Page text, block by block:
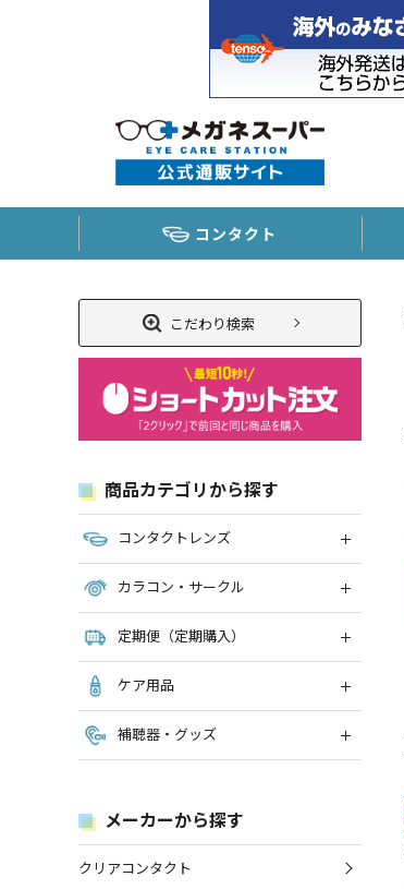
コンタクト
こだわり検索
商品カテゴリから探す
コンタクトレンズ
カラコン・サークル
定期便（定期購入）
ケア用品
補聴器・グッズ
メーカーから探す
クリアコンタクト